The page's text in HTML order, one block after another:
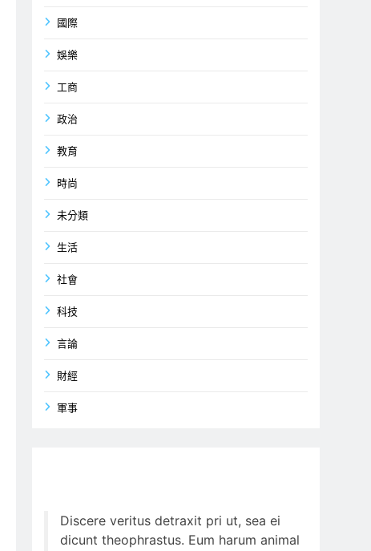
國際
娛樂
工商
政治
教育
時尚
未分類
生活
社會
科技
言論
財經
軍事
Discere veritus detraxit pri ut, sea ei
dicunt theophrastus. Eum harum animal